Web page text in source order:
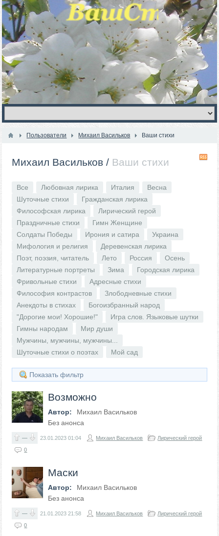
Пользователи Михаил Васильков Ваши стихи
Михаил Васильков / Ваши стихи
Все Любовная лирика Италия
Весна
Шуточные стихи
Гражданская лирика
Философская лирика
Лирический герой
Праздничные стихи
Гимн Женщине
Солдаты Победы
Ирония и сатира
Украина
Мифология и религия
Деревенская лирика
Поэт, поэзия, читатель
Лето Россия
Осень
Литературные портреты
Зима
Городская лирика
Фривольные стихи
Адресные стихи
Философия контрастов
Злободневные стихи
Анекдоты в стихах
Богоизбранный народ
"Дорогие мои! Хорошие!"
Игра слов. Языковые шутки
Гимны народам
Мир души
Мужчины, мужчины, мужчины...
Шуточные стихи о поэтах
Мой сад
Показать фильтр
Возможно
Автор:
Михаил Васильков
Без анонса
— 23.01.202301:04 Михаил Васильков
Лирический герой
0
Маски
Автор:
Михаил Васильков
Без анонса
— 21.01.202321:58 Михаил Васильков
Лирический герой
0